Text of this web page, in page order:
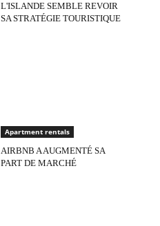
L'ISLANDE SEMBLE REVOIR
SA STRATÉGIE TOURISTIQUE
Apartment rentals
AIRBNB A AUGMENTÉ SA
PART DE MARCHÉ